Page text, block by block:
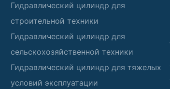
Гидравлический цилиндр для
строительной техники
Гидравлический цилиндр для
сельскохозяйственной техники
Гидравлический цилиндр для тяжелых
условий эксплуатации